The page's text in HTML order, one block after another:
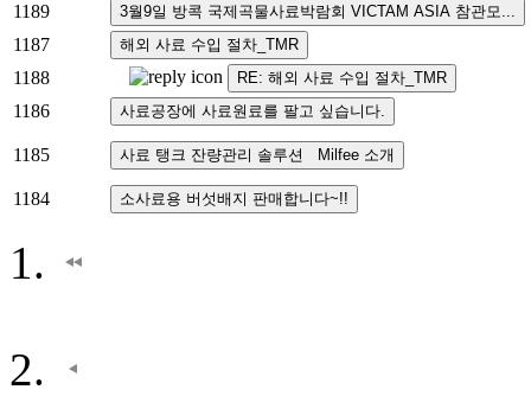
1189
1187
1188
1186
1185
1184